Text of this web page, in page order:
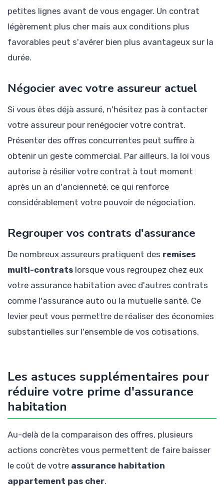
petites lignes avant de vous engager. Un contrat
légèrement plus cher mais aux conditions plus
favorables peut s'avérer bien plus avantageux sur la
durée.
Négocier avec votre assureur actuel
Si vous êtes déjà assuré, n'hésitez pas à contacter
votre assureur pour renégocier votre contrat.
Présenter des offres concurrentes peut suffire à
obtenir un geste commercial. Par ailleurs, la loi vous
autorise à résilier votre contrat à tout moment
après un an d'ancienneté, ce qui renforce
considérablement votre pouvoir de négociation.
Regrouper vos contrats d'assurance
De nombreux assureurs pratiquent des remises
multi-contrats lorsque vous regroupez chez eux
votre assurance habitation avec d'autres contrats
comme l'assurance auto ou la mutuelle santé. Ce
levier peut vous permettre de réaliser des économies
substantielles sur l'ensemble de vos cotisations.
Les astuces supplémentaires pour
réduire votre prime d'assurance
habitation
Au-delà de la comparaison des offres, plusieurs
actions concrètes vous permettent de faire baisser
le coût de votre assurance habitation
appartement pas cher.